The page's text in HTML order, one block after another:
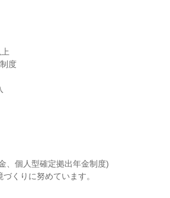
度
、個人型確定拠出年金制度)
くりに努めています。